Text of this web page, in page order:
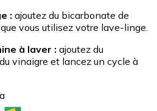
: ajoutez du bicarbonate de
vous utilisez votre lave-linge.
à laver : ajoutez du
vinaigre et lancez un cycle à